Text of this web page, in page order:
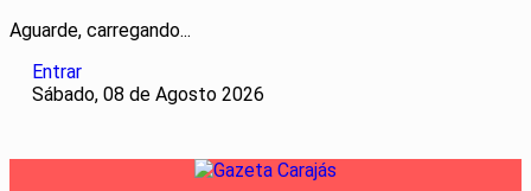
Aguarde, carregando...
Entrar
Sábado, 08 de Agosto 2026